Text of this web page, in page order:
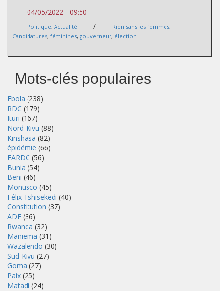
04/05/2022 - 09:50
Politique, Actualité / Rien sans les femmes,
Candidatures, féminines, gouverneur, élection
Mots-clés populaires
Ebola (238)
RDC (179)
Ituri (167)
Nord-Kivu (88)
Kinshasa (82)
épidémie (66)
FARDC (56)
Bunia (54)
Beni (46)
Monusco (45)
Félix Tshisekedi (40)
Constitution (37)
ADF (36)
Rwanda (32)
Maniema (31)
Wazalendo (30)
Sud-Kivu (27)
Goma (27)
Paix (25)
Matadi (24)